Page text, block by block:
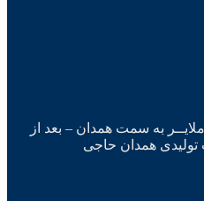
کیلمومتر 12 جاده ملایــر به سمت همدان – بعد از
همدان حاجی